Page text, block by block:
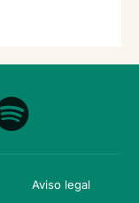
Aviso legal